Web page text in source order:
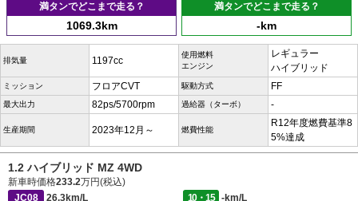
満タンでどこまで走る？
1069.3km
満タンでどこまで走る？
-km
排気量 1197cc
使用燃料
エンジン
レギュラー
ハイブリッド
ミッション フロアCVT 駆動方式 FF
最大出力 82ps/5700rpm 過給器（ターボ） -
生産期間 2023年12月～ 燃費性能
R12年度燃費基準8
5%達成
1.2 ハイブリッド MZ 4WD
新車時価格233.2万円(税込)
JC08
26.3km/L 10・15
-km/L